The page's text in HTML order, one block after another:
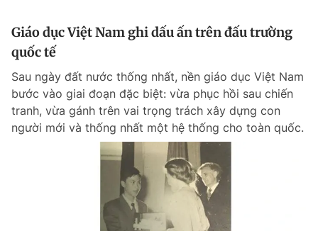
Chuyên mục khác
Chào ngày mới Tin 24h
Tin 360
Magazine
Thông tin tài khoản
Đổi mật khẩu
Tin đã lưu
Tin đã xem
Giáo dục Việt Nam ghi dấu ấn trên đấu trường
quốc tế
Sau ngày đất nước thống nhất, nền giáo dục Việt Nam
bước vào giai đoạn đặc biệt: vừa phục hồi sau chiến
tranh, vừa gánh trên vai trọng trách xây dựng con
người mới và thống nhất một hệ thống cho toàn quốc.